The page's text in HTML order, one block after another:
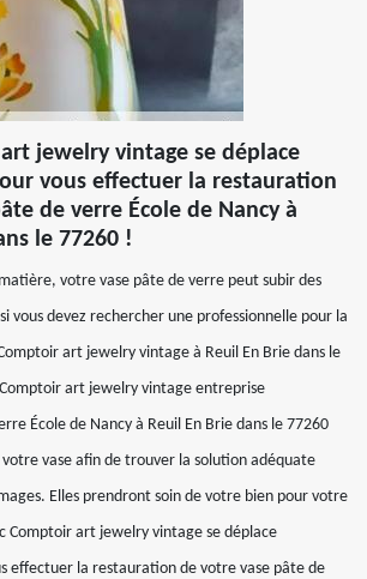
jewelry vintage se déplace
vous effectuer la restauration
de verre École de Nancy à
le 77260 !
votre vase pâte de verre peut subir des
vous devez rechercher une professionnelle pour la
art jewelry vintage à Reuil En Brie dans le
art jewelry vintage entreprise
École de Nancy à Reuil En Brie dans le 77260
votre vase afin de trouver la solution adéquate
Elles prendront soin de votre bien pour votre
Comptoir art jewelry vintage se déplace
effectuer la restauration de votre vase pâte de